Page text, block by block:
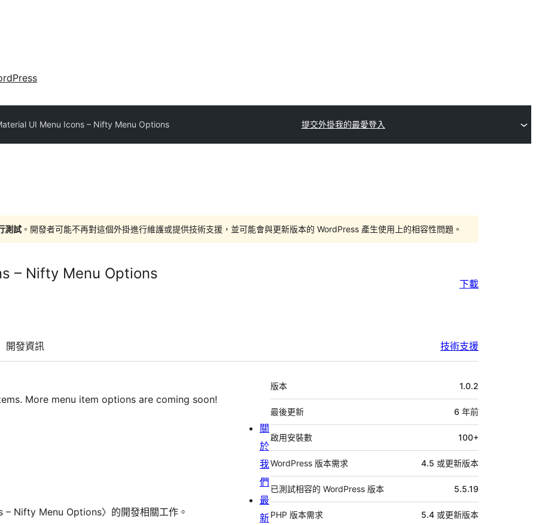
UI Menu Icons – Nifty Menu Options 提交外掛我的最愛登入
測試 。開發者可能不再對這個外掛進行維護或提供技術支援，並可能會與更新版本的 WordPress 產生使用上的相容性問題。
– Nifty Menu Options
下載
開發資訊 技術支援
More menu item options are coming soon!
Nifty Menu Options〉的開發相關工作。
中
繼
資
料
版本 1.0.2
最後更新 6 年前
啟用安裝數 100+
WordPress 版本需求 4.5 或更新版本
已測試相容的 WordPress 版本 5.5.19
PHP 版本需求 5.4 或更新版本
關
於
我
們
最
新